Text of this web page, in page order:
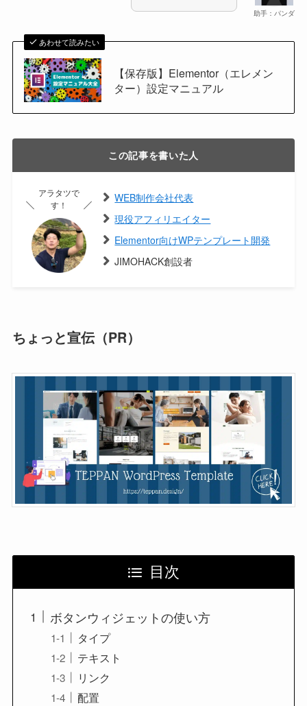
助手：パンダ
あわせて読みたい
【保存版】Elementor（エレメン
ター）設定マニュアル
この記事を書いた人
WEB制作会社代表
現役アフィリエイター
Elementor向けWPテンプレート開発
JIMOHACK創設者
アラタツで
す！
ちょっと宣伝（PR）
目次
ボタンウィジェットの使い方
タイプ
テキスト
リンク
配置